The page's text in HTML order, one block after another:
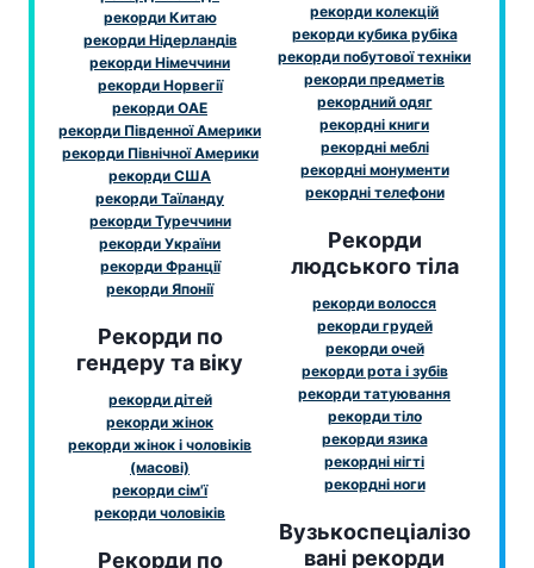
рекорди Китаю
рекорди Нідерландів
рекорди Німеччини
рекорди Норвегії
рекорди ОАЕ
рекорди Південної Америки
рекорди Північної Америки
рекорди США
рекорди Таїланду
рекорди Туреччини
рекорди України
рекорди Франції
рекорди Японії
Рекорди по
гендеру та віку
рекорди дітей
рекорди жінок
рекорди жінок і чоловіків
(масові)
рекорди сім'ї
рекорди чоловіків
Рекорди по
рекорди колекцій
рекорди кубика рубіка
рекорди побутової техніки
рекорди предметів
рекордний одяг
рекордні книги
рекордні меблі
рекордні монументи
рекордні телефони
Рекорди
людського тіла
рекорди волосся
рекорди грудей
рекорди очей
рекорди рота і зубів
рекорди татуювання
рекорди тіло
рекорди язика
рекордні нігті
рекордні ноги
Вузькоспеціалізо
вані рекорди